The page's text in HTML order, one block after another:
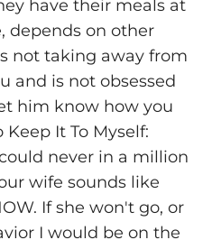
have their meals at
depends on other
not taking away from
and is not obsessed
him know how you
Keep It To Myself:
never in a million
wife sounds like
If she won't go, or
I would be on the